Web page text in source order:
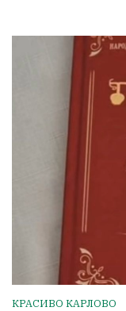
КРАСИВО КАРЛОВО